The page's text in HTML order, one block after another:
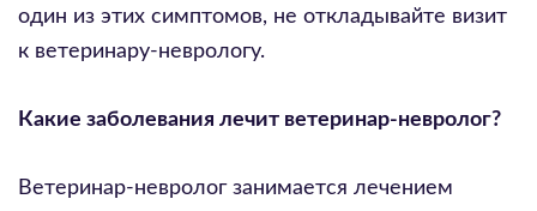
один из этих симптомов, не откладывайте визит
к ветеринару-неврологу.
Какие заболевания лечит ветеринар-невролог?
Ветеринар-невролог занимается лечением